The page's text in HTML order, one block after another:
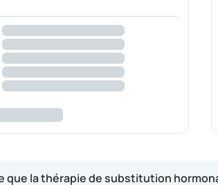
que la thérapie de substitution